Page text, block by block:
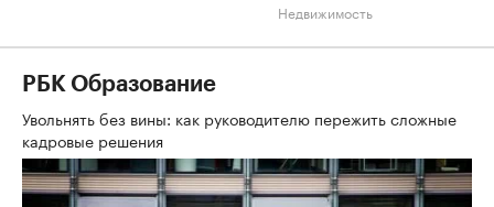
Недвижимость
РБК Образование
Увольнять без вины: как руководителю пережить сложные
кадровые решения